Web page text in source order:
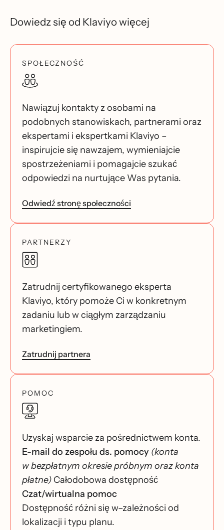
Dowiedz się od Klaviyo więcej
SPOŁECZNOŚĆ
Nawiązuj kontakty z osobami na
podobnych stanowiskach, partnerami oraz
ekspertami i ekspertkami Klaviyo –
inspirujcie się nawzajem, wymieniajcie
spostrzeżeniami i pomagajcie szukać
odpowiedzi na nurtujące Was pytania.
Odwiedź stronę społeczności
PARTNERZY
Zatrudnij certyfikowanego eksperta
Klaviyo, który pomoże Ci w konkretnym
zadaniu lub w ciągłym zarządzaniu
marketingiem.
Zatrudnij partnera
POMOC
Uzyskaj wsparcie za pośrednictwem konta.
E-mail do zespołu ds. pomocy (konta
w bezpłatnym okresie próbnym oraz konta
płatne) Całodobowa dostępność
Czat/wirtualna pomoc
Dostępność różni się w–zależności od
lokalizacji i typu planu.